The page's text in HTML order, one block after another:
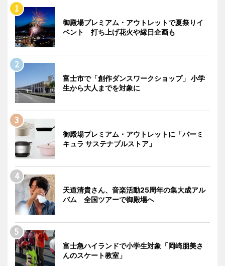
御殿場プレミアム・アウトレットで夏祭りイ
ベント 打ち上げ花火や縁日企画も
富士市で「創作ダンスワークショップ」 小学
生から大人までを対象に
御殿場プレミアム・アウトレットに「バーミ
キュラ サステナブルストア」
天道清貴さん、音楽活動25周年の集大成アル
バム 全国ツアーで御殿場へ
富士急ハイランドで小学生対象「岡崎朋美さ
んのスケート教室」